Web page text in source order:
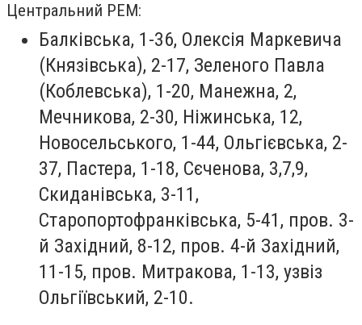
Центральний РЕМ:
Балківська, 1-36, Олексія Маркевича
(Князівська), 2-17, Зеленого Павла
(Коблевська), 1-20, Манежна, 2,
Мечникова, 2-30, Ніжинська, 12,
Новосельського, 1-44, Ольгієвська, 2-
37, Пастера, 1-18, Сєченова, 3,7,9,
Скиданівська, 3-11,
Старопортофранківська, 5-41, пров. 3-
й Західний, 8-12, пров. 4-й Західний,
11-15, пров. Митракова, 1-13, узвіз
Ольгіївський, 2-10.